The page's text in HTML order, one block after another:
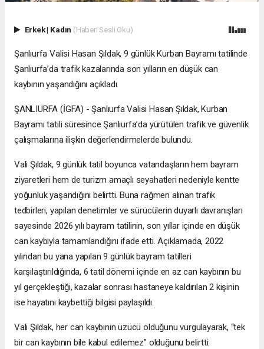
Erkek| Kadın (Haberi Sesli Oku)
Şanlıurfa Valisi Hasan Şıldak, 9 günlük Kurban Bayramı tatilinde
Şanlıurfa’da trafik kazalarında son yılların en düşük can
kaybının yaşandığını açıkladı.
ŞANLIURFA (İGFA) - Şanlıurfa Valisi Hasan Şıldak, Kurban
Bayramı tatili süresince Şanlıurfa’da yürütülen trafik ve güvenlik
çalışmalarına ilişkin değerlendirmelerde bulundu.
Vali Şıldak, 9 günlük tatil boyunca vatandaşların hem bayram
ziyaretleri hem de turizm amaçlı seyahatleri nedeniyle kentte
yoğunluk yaşandığını belirtti. Buna rağmen alınan trafik
tedbirleri, yapılan denetimler ve sürücülerin duyarlı davranışları
sayesinde 2026 yılı bayram tatilinin, son yıllar içinde en düşük
can kaybıyla tamamlandığını ifade etti. Açıklamada, 2022
yılından bu yana yapılan 9 günlük bayram tatilleri
karşılaştırıldığında, 6 tatil dönemi içinde en az can kaybının bu
yıl gerçekleştiği, kazalar sonrası hastaneye kaldırılan 2 kişinin
ise hayatını kaybettiği bilgisi paylaşıldı.
Vali Şıldak, her can kaybının üzücü olduğunu vurgulayarak, “tek
bir can kaybının bile kabul edilemez” olduğunu belirtti.